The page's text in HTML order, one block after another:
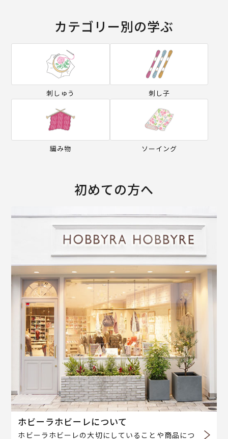
カテゴリー別の学ぶ
刺しゅう 刺し子
編み物 ソーイング
初めての方へ
ホビーラホビーレについて
ホビーラホビーレの大切にしていることや商品につ